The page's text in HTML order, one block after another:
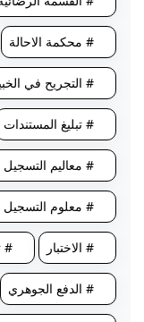
# محكمة الاحالة
# التجريح في
# تبليغ المستندات
# معاليم التسجيل
# معلوم التسجيل
# الاختبار #
# الدفع الجوهري